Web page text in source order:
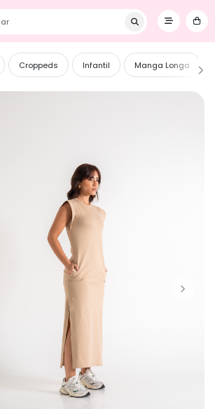
Utilize o cupom BEMVINDOS e ganhe 5% OFF! ❥
Croppeds Infantil Manga Longa